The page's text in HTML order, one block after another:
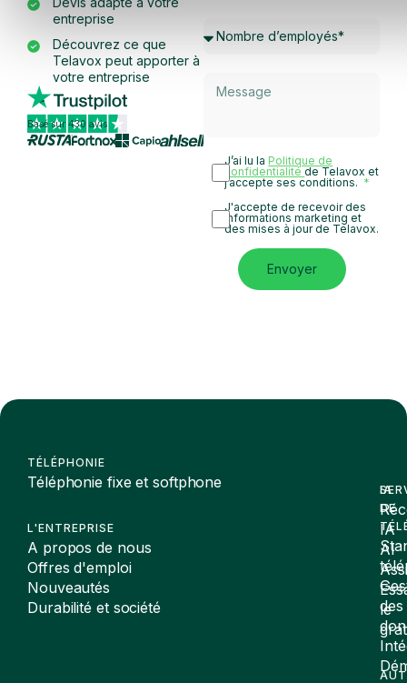
entreprise
Découvrez ce que
Telavox peut apporter à
votre entreprise
Basé sur 430 avis
J’ai lu la Politique de
confidentialitéde Telavox et
j’accepte ses conditions.
J'accepte de recevoir des
informations marketing et
des mises à jour de Telavox.
Envoyer
TÉLÉPHONIE
Téléphonie fixe et softphone
L'ENTREPRISE
A propos de nous
Offres d'emploi
Nouveautés
Durabilité et société
DE
des
IA
IA
AI
le